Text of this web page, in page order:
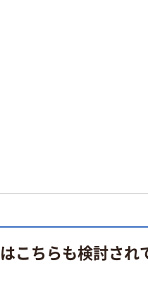
こちらも検討され